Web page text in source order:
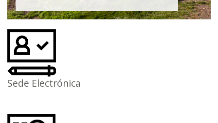
Sede Electrónica